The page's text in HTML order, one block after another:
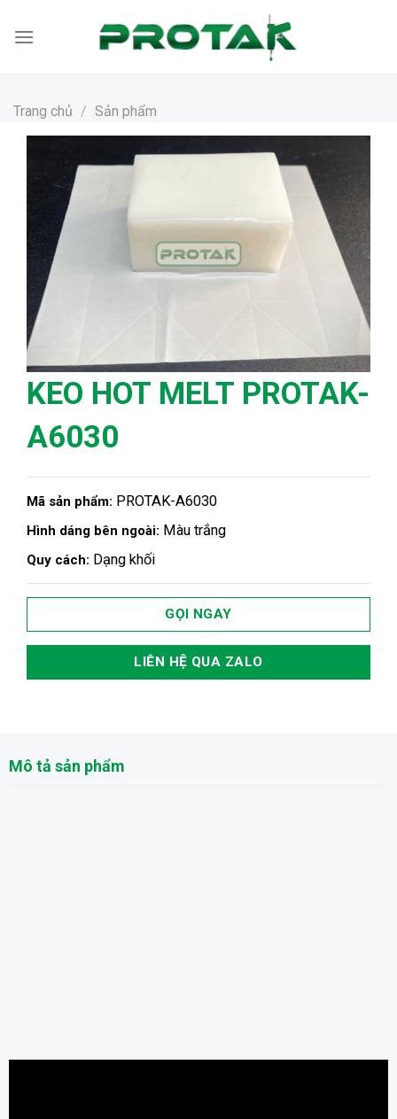
qua
Trang chủ / Sản phẩm
KEO HOT MELT PROTAK-
A6030
Mã sản phẩm: PROTAK-A6030
Hình dáng bên ngoài: Màu trắng
Quy cách: Dạng khối
GỌI NGAY
LIÊN HỆ QUA ZALO
Mô tả sản phẩm